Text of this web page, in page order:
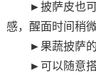
►披萨皮也
感，醒面时间稍
► 果蔬披萨
► 可以随意